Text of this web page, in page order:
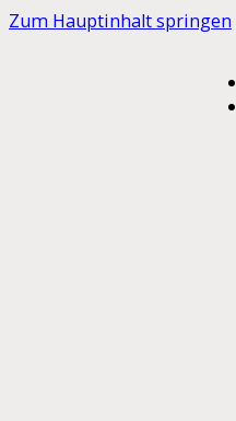
Zum Hauptinhalt springen